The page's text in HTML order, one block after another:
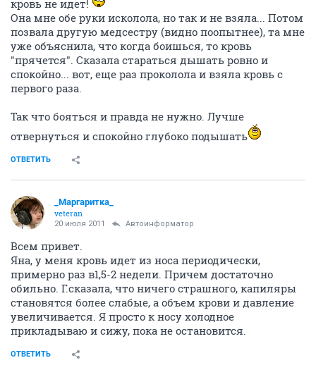
кровь не идет!
Она мне обе руки исколола, но так и не взяла... Потом
позвала другую медсестру (видно поопытнее), та мне
уже объяснила, что когда боишься, то кровь
"прячется". Сказала стараться дышать ровно и
спокойно... вот, еще раз проколола и взяла кровь с
первого раза.
Так что бояться и правда не нужно. Лучше
отвернуться и спокойно глубоко подышать
ОТВЕТИТЬ
_Маргаритка_
veteran
20 июля 2011 Автоинформатор
Всем привет.
Яна, у меня кровь идет из носа периодически,
примерно раз в1,5-2 недели. Причем достаточно
обильно. Г.сказала, что ничего страшного, капиляры
становятся более слабые, а объем крови и давление
увеличивается. Я просто к носу холодное
прикладываю и сижу, пока не остановится.
ОТВЕТИТЬ